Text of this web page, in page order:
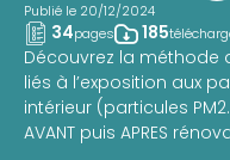
Publié le 20/12/2024
34pages 185
Découvrez la méthode
liés à l’exposition aux
intérieur (particules
AVANT puis APRES